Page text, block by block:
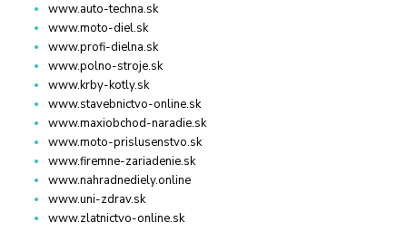
www.auto-techna.sk
www.moto-diel.sk
www.profi-dielna.sk
www.polno-stroje.sk
www.krby-kotly.sk
www.stavebnictvo-online.sk
www.maxiobchod-naradie.sk
www.moto-prislusenstvo.sk
www.firemne-zariadenie.sk
www.nahradnediely.online
www.uni-zdrav.sk
www.zlatnictvo-online.sk